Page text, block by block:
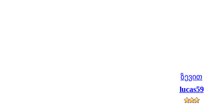
ზევით
lucas59